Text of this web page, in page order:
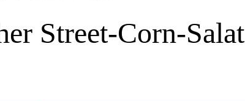
Street-Corn-Salat